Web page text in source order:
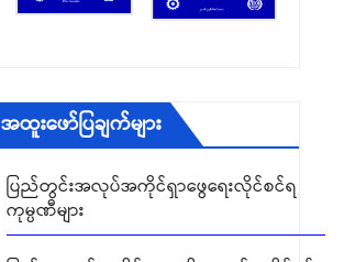
အထူးဖော်ပြချက်များ
ပြည်တွင်းအလုပ်အကိုင်ရှာဖွေရေးလိုင်စင်ရ
ပြည်ပအလုပ်အကိုင် အကျိုးဆောင် လိုင်စင်ရ